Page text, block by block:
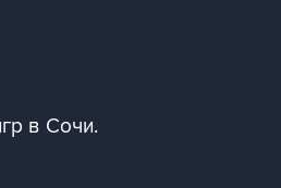
в Сочи.